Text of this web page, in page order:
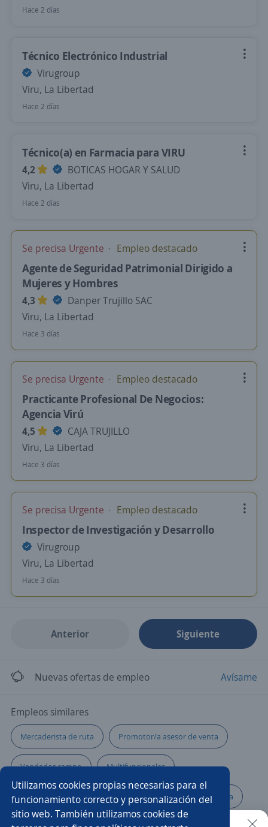
Hace 2 días
Técnico Electrónico Industrial
Virugroup
Viru, La Libertad
Hace 2 días
Técnico(a) en Farmacia para VIRU
4,2
BOTICAS HOGAR Y SALUD
Viru, La Libertad
Hace 2 días
Se precisa Urgente Empleo destacado
Agente de Seguridad Patrimonial Dirigido a
Mujeres y Hombres
4,3
Danper Trujillo SAC
Viru, La Libertad
Hace 3 días
Se precisa Urgente Empleo destacado
Practicante Profesional De Negocios:
Agencia Virú
4,5
CAJA TRUJILLO
Viru, La Libertad
Hace 3 días
Se precisa Urgente Empleo destacado
Inspector de Investigación y Desarrollo
Virugroup
Viru, La Libertad
Hace 3 días
Anterior Siguiente
Nuevas ofertas de empleo Avísame
Empleos similares
Mercaderista de ruta Promotor/a asesor de venta
Vendedor campo Multifuncionales
Promotor de ventas comisionista Asesor comisionista
Utilizamos cookies propias necesarias para el
funcionamiento correcto y personalización del
sitio web. También utilizamos cookies de